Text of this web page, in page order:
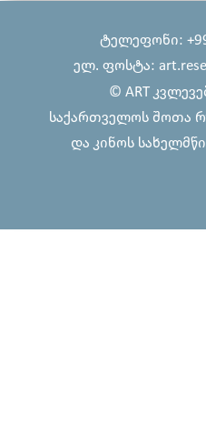
ტელეფონი:
ელ. ფოსტა:
© ART
საქართველოს შოთა
და კინოს